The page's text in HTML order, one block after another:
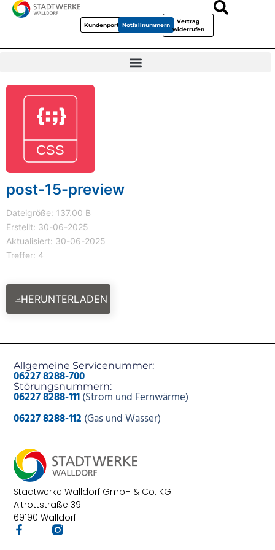
KundenportalNotfallnummern
Vertrag
widerrufen
post-15-preview
Dateigröße: 137.00 B
Erstellt: 30-06-2025
Aktualisiert: 30-06-2025
Treffer: 4
HERUNTERLADEN
Stadtwerke Walldorf GmbH & Co. KG
Altrottstraße 39
69190 Walldorf
Allgemeine Servicenummer:
06227 8288-700
Störungsnummern:
06227 8288-111(Strom und Fernwärme)
06227 8288-112 (Gas und Wasser)